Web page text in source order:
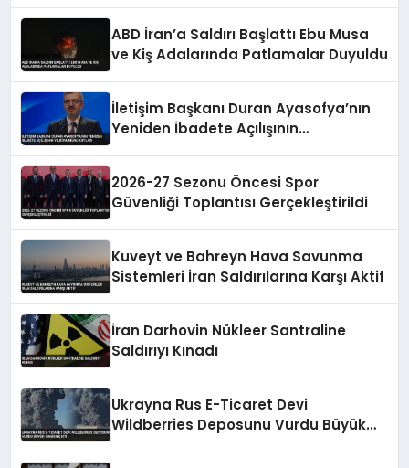
ABD İran’a Saldırı Başlattı Ebu Musa
ve Kiş Adalarında Patlamalar Duyuldu
İletişim Başkanı Duran Ayasofya’nın
Yeniden İbadete Açılışının
2026-27 Sezonu Öncesi Spor
Güvenliği Toplantısı Gerçekleştirildi
Kuveyt ve Bahreyn Hava Savunma
Sistemleri İran Saldırılarına Karşı Aktif
İran Darhovin Nükleer Santraline
Saldırıyı Kınadı
Ukrayna Rus E-Ticaret Devi
Wildberries Deposunu Vurdu Büyük